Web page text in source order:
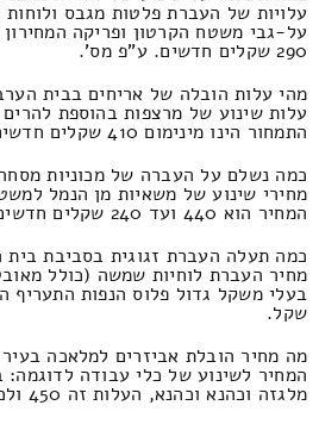
עלויות של העברת פלטות מגבס
על-גבי משטח הקרטון ופריקה
290 שקלים חדשים. ע"פ מס'.
מהי עלות הובלה של אריחים בבית
עלות שינוע של מרצפות בהוספת
התמחור הינו מינימום 410 שקלים חדשים.
כמה נשלם על העברה של מכוניות
מחירי שינוע של משאיות מן הנמל
המחיר הוא 440 ועד 240 שקלים חדשים.
כמה תעלה העברת זגוגית בסביבת
מחיר העברת לוחיות שמשה (כולל
שקל.
מה מחיר הובלת אביזרים למלאכה
המחיר לשינוע של כלי עבודה
מלגזה וכהנא וכהנא, העלות זה 450 ולכל היותר 240 ₪.